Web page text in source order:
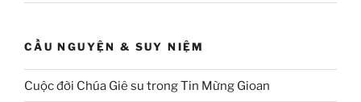
CẦU NGUYỆN & SUY NIỆM
Cuộc đời Chúa Giê su trong Tin Mừng Gioan